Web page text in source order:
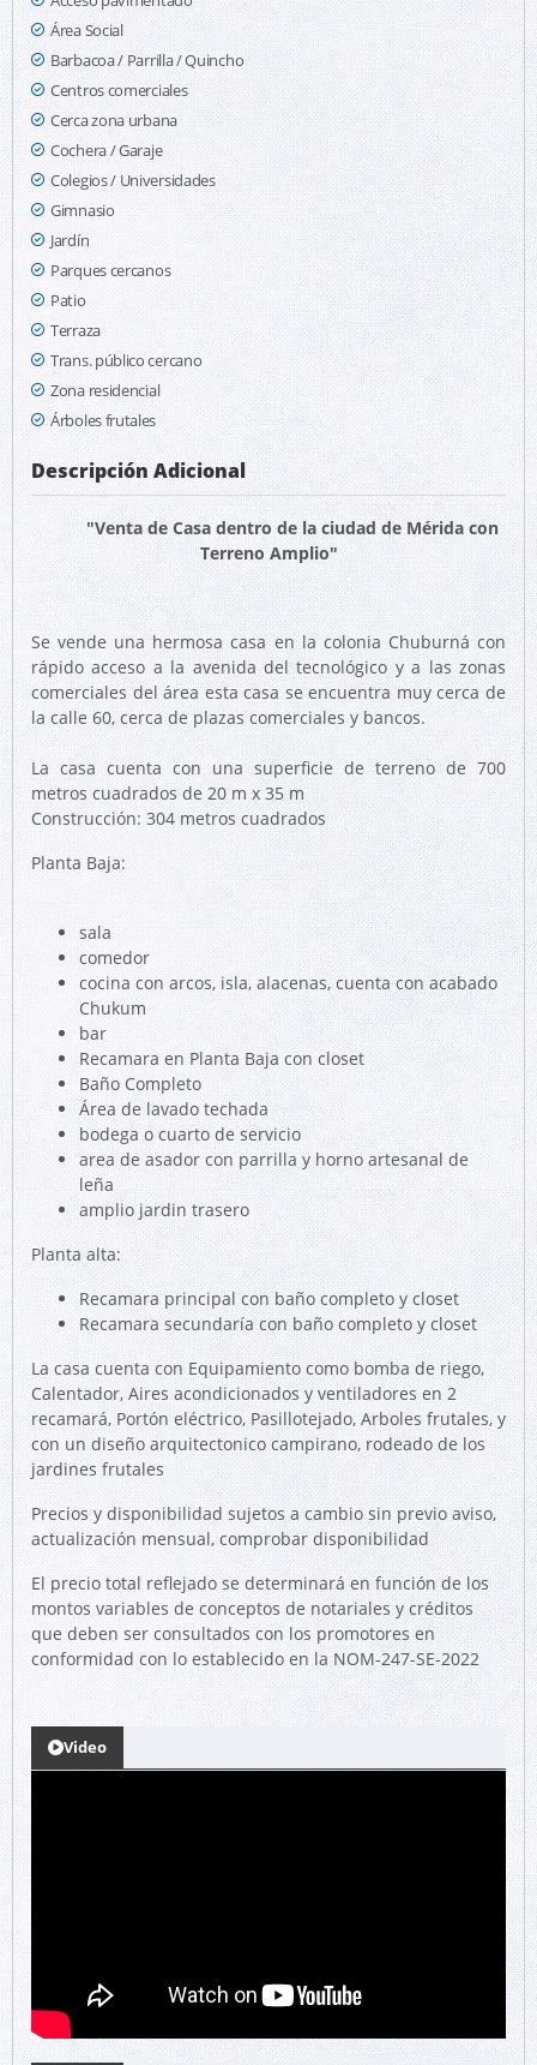
Área Social
Barbacoa / Parrilla / Quincho
Centros comerciales
Cerca zona urbana
Cochera / Garaje
Colegios / Universidades
Gimnasio
Jardín
Parques cercanos
Patio
Terraza
Trans. público cercano
Zona residencial
Árboles frutales
Descripción Adicional
"Venta de Casa dentro de la ciudad de Mérida con
Terreno Amplio"
Se vende una hermosa casa en la colonia Chuburná con
rápido acceso a la avenida del tecnológico y a las zonas
comerciales del área esta casa se encuentra muy cerca de
la calle 60, cerca de plazas comerciales y bancos.
La casa cuenta con una superficie de terreno de 700
metros cuadrados de 20 m x 35 m
Construcción: 304 metros cuadrados
Planta Baja:
sala
comedor
cocina con arcos, isla, alacenas, cuenta con acabado
Chukum
bar
Recamara en Planta Baja con closet
Baño Completo
Área de lavado techada
bodega o cuarto de servicio
area de asador con parrilla y horno artesanal de
leña
amplio jardin trasero
Planta alta:
Recamara principal con baño completo y closet
Recamara secundaría con baño completo y closet
La casa cuenta con Equipamiento como bomba de riego,
Calentador, Aires acondicionados y ventiladores en 2
recamará, Portón eléctrico, Pasillotejado, Arboles frutales, y
con un diseño arquitectonico campirano, rodeado de los
jardines frutales
Precios y disponibilidad sujetos a cambio sin previo aviso,
actualización mensual, comprobar disponibilidad
El precio total reflejado se determinará en función de los
montos variables de conceptos de notariales y créditos
que deben ser consultados con los promotores en
conformidad con lo establecido en la NOM-247-SE-2022
Video